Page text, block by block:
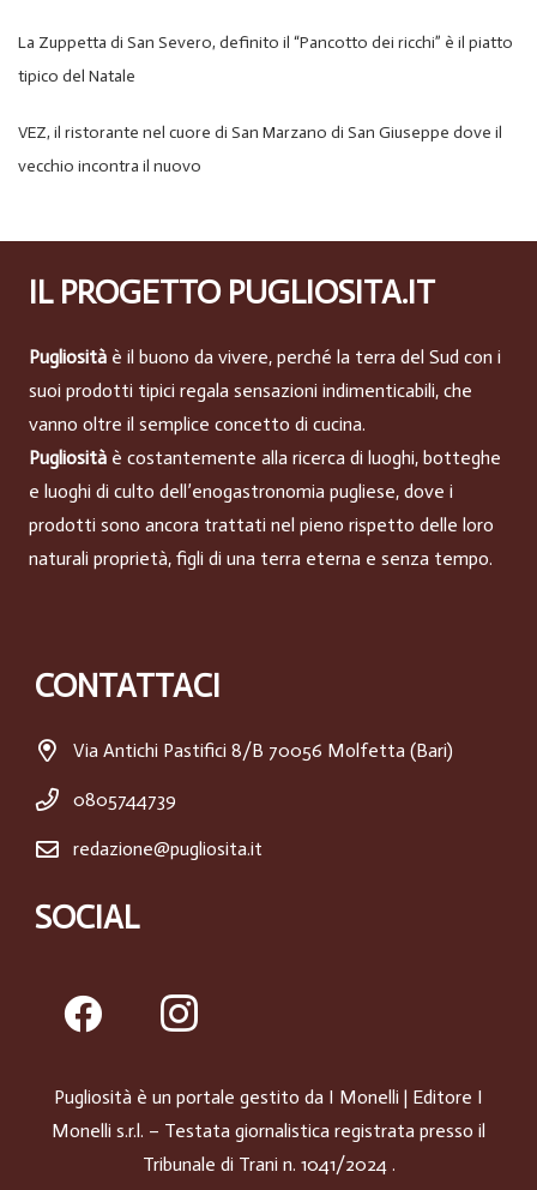
La Zuppetta di San Severo, definito il “Pancotto dei ricchi” è il piatto
tipico del Natale
VEZ, il ristorante nel cuore di San Marzano di San Giuseppe dove il
vecchio incontra il nuovo
IL PROGETTO PUGLIOSITA.IT
Pugliosità è il buono da vivere, perché la terra del Sud con i
suoi prodotti tipici regala sensazioni indimenticabili, che
vanno oltre il semplice concetto di cucina.
Pugliosità è costantemente alla ricerca di luoghi, botteghe
e luoghi di culto dell’enogastronomia pugliese, dove i
prodotti sono ancora trattati nel pieno rispetto delle loro
naturali proprietà, figli di una terra eterna e senza tempo.
CONTATTACI
Via Antichi Pastifici 8/B 70056 Molfetta (Bari)
0805744739
redazione@pugliosita.it
SOCIAL
Pugliosità è un portale gestito da I Monelli | Editore I
Monelli s.r.l. – Testata giornalistica registrata presso il
Tribunale di Trani n. 1041/2024 .